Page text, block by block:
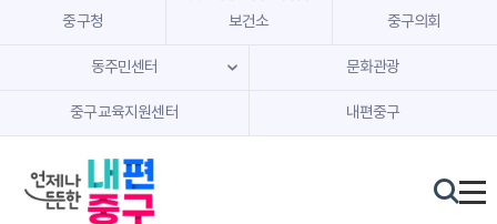
본문 내용 바로가기
주메뉴 바로가기
중구청 보건소 중구의회
동주민센터 문화관광
중구교육지원센터 내편중구